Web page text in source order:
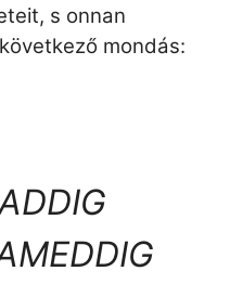
s onnan
mondás: